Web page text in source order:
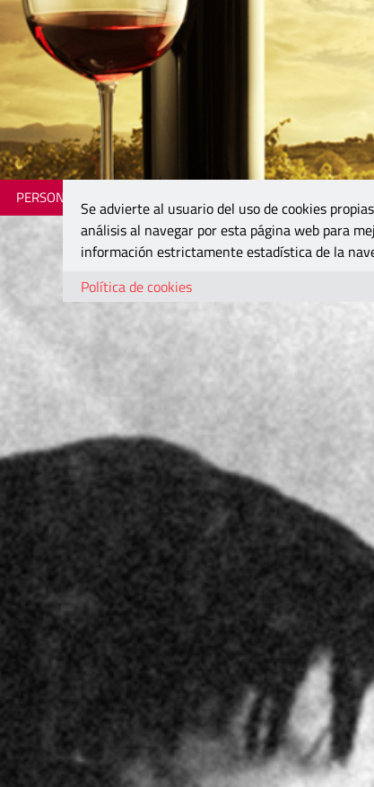
PERSONAJES
Se advierte al usuario del uso de cookies
análisis al navegar por esta página web para
información estrictamente estadística de la
Política de cookies